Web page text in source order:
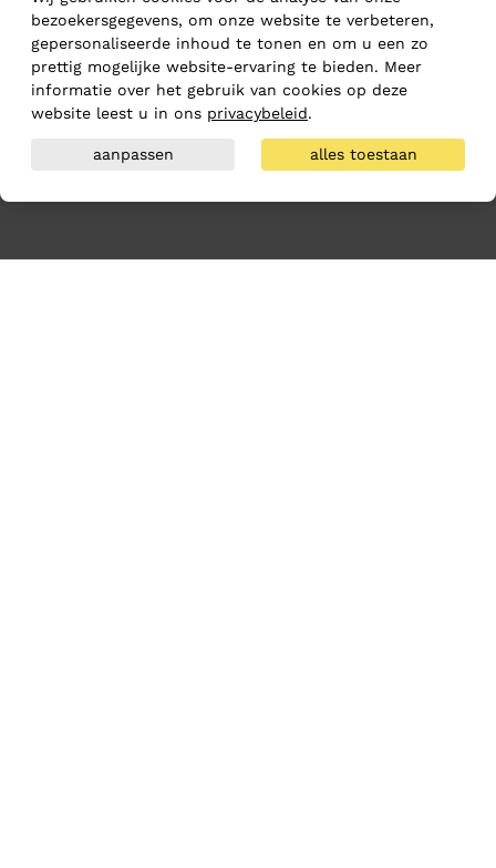
bezoekersgegevens, om onze website te verbeteren,
gepersonaliseerde inhoud te tonen en om u een zo
prettig mogelijke website-ervaring te bieden. Meer
informatie over het gebruik van cookies op deze
website leest u in ons privacybeleid.
aanpassen alles toestaan